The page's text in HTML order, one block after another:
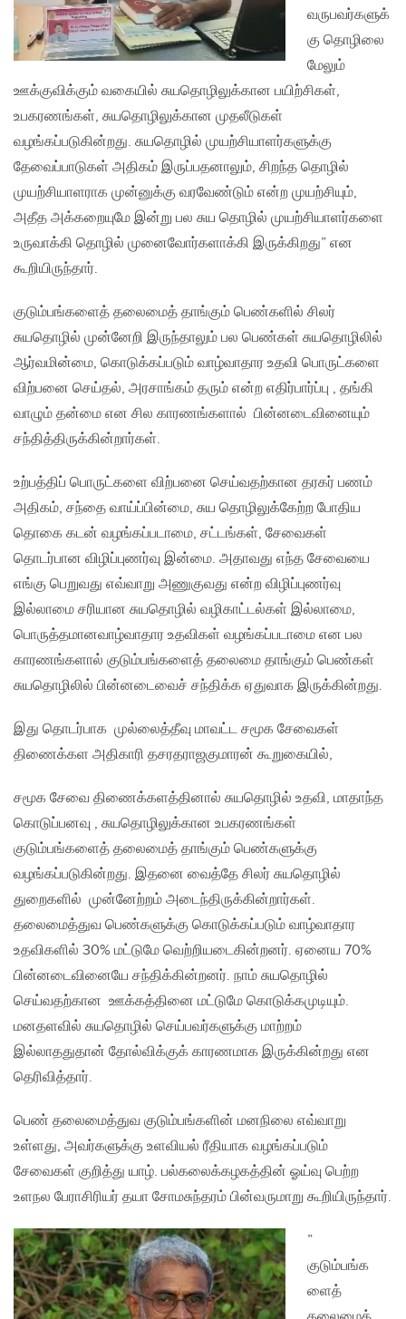
வருபவர்களுக்
கு தொழிலை
மேலும்
ஊக்குவிக்கும் வகையில் சுயதொழிலுக்கான பயிற்சிகள்,
உபகரணங்கள், சுயதொழிலுக்கான முதலீடுகள்
வழங்கப்படுகின்றது. சுயதொழில் முயற்சியாளர்களுக்கு
தேவைப்பாடுகள் அதிகம் இருப்பதனாலும், சிறந்த தொழில்
முயற்சியாளராக முன்னுக்கு வரவேண்டும் என்ற முயற்சியும்,
அதீத அக்கறையுமே இன்று பல சுய தொழில் முயற்சியாளர்களை
உருவாக்கி தொழில் முனைவோர்களாக்கி இருக்கிறது” என
கூறியிருந்தார்.
குடும்பங்களைத் தலைமைத் தாங்கும் பெண்களில் சிலர்
சுயதொழில் முன்னேறி இருந்தாலும் பல பெண்கள் சுயதொழிலில்
ஆர்வமின்மை, கொடுக்கப்படும் வாழ்வாதார உதவி பொருட்களை
விற்பனை செய்தல், அரசாங்கம் தரும் என்ற எதிர்பார்ப்பு , தங்கி
வாழும் தன்மை என சில காரணங்களால் பின்னடைவினையும்
சந்தித்திருக்கின்றார்கள்.
உற்பத்திப் பொருட்களை விற்பனை செய்வதற்கான தரகர் பணம்
அதிகம், சந்தை வாய்ப்பின்மை, சுய தொழிலுக்கேற்ற போதிய
தொகை கடன் வழங்கப்படாமை, சட்டங்கள், சேவைகள்
தொடர்பான விழிப்புணர்வு இன்மை. அதாவது எந்த சேவையை
எங்கு பெறுவது எவ்வாறு அணுகுவது என்ற விழிப்புணர்வு
இல்லாமை சரியான சுயதொழில் வழிகாட்டல்கள் இல்லாமை,
பொருத்தமான​வாழ்வாதார உதவிகள் வழங்கப்படாமை என பல
காரணங்களால் குடும்பங்களைத் தலைமை தாங்கும் பெண்கள்
சுயதொழிலில் பின்னடைவைச் சந்திக்க ஏதுவாக இருக்கின்றது.
இது தொடர்பாக முல்லைத்தீவு மாவட்ட சமூக சேவைகள்
திணைக்கள அதிகாரி தசரதராஜகுமாரன் கூறுகையில்,
சமூக சேவை திணைக்களத்தினால் சுயதொழில் உதவி, மாதாந்த
கொடுப்பனவு , சுயதொழிலுக்கான உபகரணங்கள்
குடும்பங்களைத் தலைமைத் தாங்கும் பெண்களுக்கு
வழங்கப்படுகின்றது. இதனை வைத்தே சிலர் சுயதொழில்
துறைகளில் முன்னேற்றம் அடைந்திருக்கின்றார்கள்.
தலைமைத்துவ பெண்களுக்கு கொடுக்கப்படும் வாழ்வாதார
உதவிகளில் 30% மட்டுமே வெற்றியடைகின்றனர். ஏனைய 70%
பின்னடைவினையே சந்திக்கின்றனர். நாம் சுயதொழில்
செய்வதற்கான ஊக்கத்தினை மட்டுமே கொடுக்கமுடியும்.
மனதளவில் சுயதொழில் செய்பவர்களுக்கு மாற்றம்
இல்லாததுதான் தோல்விக்குக் காரணமாக இருக்கின்றது என
தெரிவித்தார்.
பெண் தலைமைத்துவ குடும்பங்களின் மனநிலை எவ்வாறு
உள்ளது, அவர்களுக்கு உளவியல் ரீதியாக வழங்கப்படும்
சேவைகள் குறித்து யாழ். பல்கலைக்கழகத்தின் ஓய்வு பெற்ற
உளநல பேராசிரியர் தயா சோமசுந்தரம் பின்வருமாறு கூறியிருந்தார்.
”
குடும்பங்க
ளைத்